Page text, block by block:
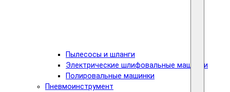
Пылесосы и шланги
Электрические шлифовальные машинки
Полировальные машинки
Пневмоинструмент